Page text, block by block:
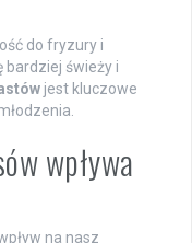
do fryzury i
bardziej świeży i
jest kluczowe
wpływa
na nasz